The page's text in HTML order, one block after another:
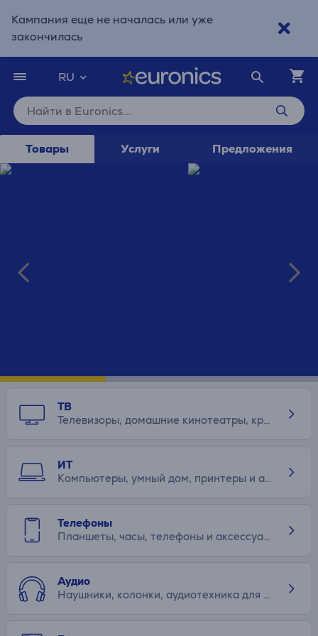
Кампания еще не началась или уже
закончилась
Перейти к основному содержанию
RU
Товары Услуги Предложения
ТВ
ИТ
Телефоны
Аудио